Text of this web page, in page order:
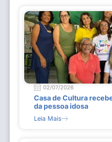
02/07/2026
Casa de Cultura
da pessoa idosa
Leia Mais